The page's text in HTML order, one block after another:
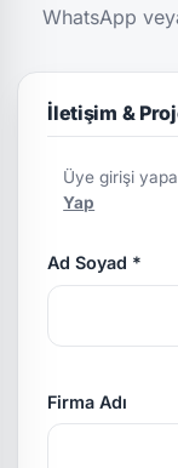
WhatsApp
İletişim &
Üye girişi
Yap
Ad Soyad *
Firma Adı